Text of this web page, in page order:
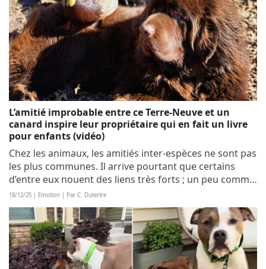
L’amitié improbable entre ce Terre-Neuve et un
canard inspire leur propriétaire qui en fait un livre
pour enfants (vidéo)
Chez les animaux, les amitiés inter-espèces ne sont pas
les plus communes. Il arrive pourtant que certains
d’entre eux nouent des liens très forts ; un peu comme
Biss le Terre-Neuve et Olee le canard. L’attachement de
ce dernier est tel, qu’il se...
18/12/25 | Emotion | Par C. Dutertre